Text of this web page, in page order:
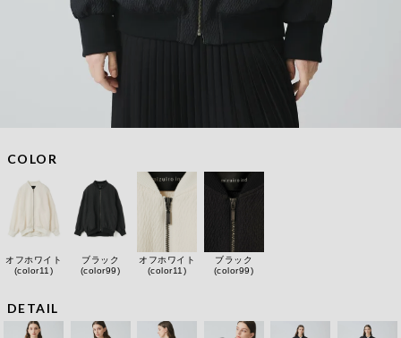
COLOR
オフホワイト
(color11)
ブラック
(color99)
オフホワイト
(color11)
ブラック
(color99)
DETAIL